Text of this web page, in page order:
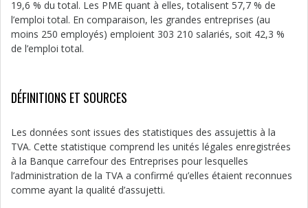
19,6 % du total. Les PME quant à elles, totalisent 57,7 % de
l’emploi total. En comparaison, les grandes entreprises (au
moins 250 employés) emploient 303 210 salariés, soit 42,3 %
de l’emploi total.
DÉFINITIONS ET SOURCES
Les données sont issues des statistiques des assujettis à la
TVA. Cette statistique comprend les unités légales enregistrées
à la Banque carrefour des Entreprises pour lesquelles
l’administration de la TVA a confirmé qu’elles étaient reconnues
comme ayant la qualité d’assujetti.